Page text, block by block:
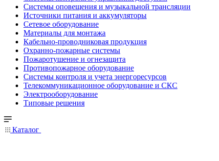
Системы оповещения и музыкальной трансляции
Источники питания и аккумуляторы
Сетевое оборудование
Материалы для монтажа
Кабельно-проводниковая продукция
Охранно-пожарные системы
Пожаротушение и огнезащита
Противопожарное оборудование
Системы контроля и учета энергоресурсов
Телекоммуникационное оборудование и СКС
Электрооборудование
Типовые решения
Каталог